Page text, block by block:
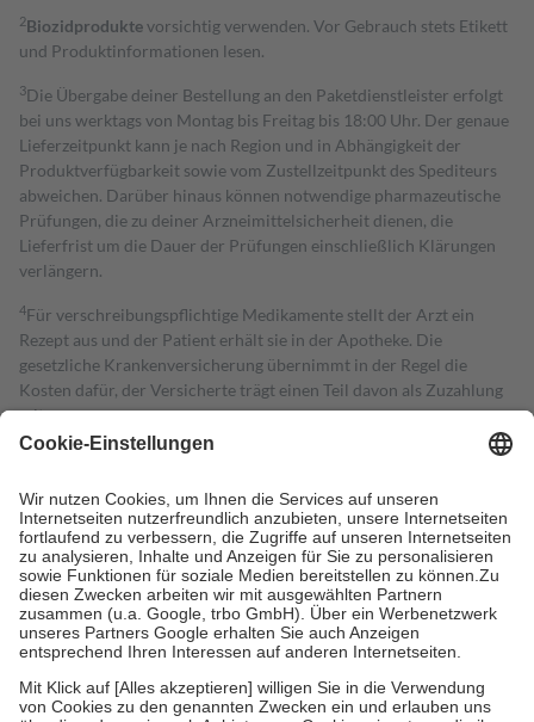
2Biozidproduktevorsichtig verwenden. Vor Gebrauch stets Etikett
und Produktinformationen lesen.
3Die Übergabe deiner Bestellung an den Paketdienstleister erfolgt
bei uns werktags von Montag bis Freitag bis 18:00 Uhr. Der genaue
Lieferzeitpunkt kann je nach Region und in Abhängigkeit der
Produktverfügbarkeit sowie vom Zustellzeitpunkt des Spediteurs
abweichen. Darüber hinaus können notwendige pharmazeutische
Prüfungen, die zu deiner Arzneimittelsicherheit dienen, die
Lieferfrist um die Dauer der Prüfungen einschließlich Klärungen
verlängern.
4Für verschreibungspflichtige Medikamente stellt der Arzt ein
Rezept aus und der Patient erhält sie in der Apotheke. Die
gesetzliche Krankenversicherung übernimmt in der Regel die
Kosten dafür, der Versicherte trägt einen Teil davon als Zuzahlung
mit.
Grundsätzlich leisten Mitglieder Zuzahlungen in Höhe von zehn
höchstens zehn Euro.
Es sind jedoch nie mehr als die tatsächlichen
Kosten der Leistung zu entrichten.
Diese Regeln gelten grundsätzlich auch für Online-Apotheken.
Bei Heilmitteln und häuslicher Krankenpflege beträgt die
Zuzahlung zehn Prozent der Kosten sowie zehn Euro je
Verordnung.
Um das Engagement der Versicherten für ihre eigene Gesundheit zu
stärken und die besondere Stellung der Familie zu unterstützen,
fallenkeine Zuzahlungenan bei:
• Kindern und Jugendlichen bis zum vollendeten 18. Lebensjahr